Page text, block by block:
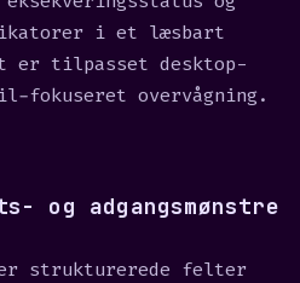
i et læsbart
er tilpasset desktop-
fokuseret overvågning.
og adgangsmønstre
strukturerede felter